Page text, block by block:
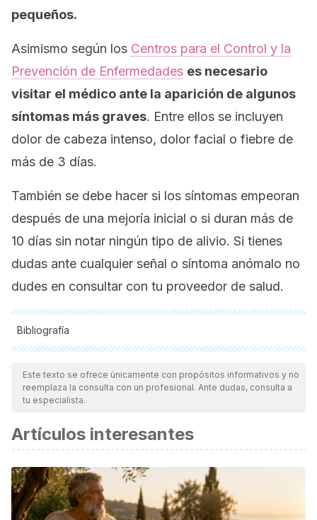
pequeños.
Asimismo según los Centros para el Control y la
Prevención de Enfermedades es necesario
visitar el médico ante la aparición de algunos
síntomas más graves. Entre ellos se incluyen
dolor de cabeza intenso, dolor facial o fiebre de
más de 3 días.
También se debe hacer si los síntomas empeoran
después de una mejoría inicial o si duran más de
10 días sin notar ningún tipo de alivio. Si tienes
dudas ante cualquier señal o síntoma anómalo no
dudes en consultar con tu proveedor de salud.
Bibliografía
Todas las fuentes citadas fueron revisadas a profundidad por
nuestro equipo, para asegurar su calidad, confiabilidad,
vigencia y validez.La bibliografía de este artículo fue
científica.
Ah-See KW, Evans AS. Sinusitis and its management.BMJ.
2007;334(7589):358–361. doi:10.1136/bmj.39092.679722.BE.
Alt JA, Smith TL. Chronic rhinosinusitis and sleep: a
contemporary review.Int Forum Allergy Rhinol .
Este texto se ofrece únicamente con propósitos informativos y no
reemplaza la consulta con un profesional. Ante dudas, consulta a
tu especialista.
Artículos interesantes